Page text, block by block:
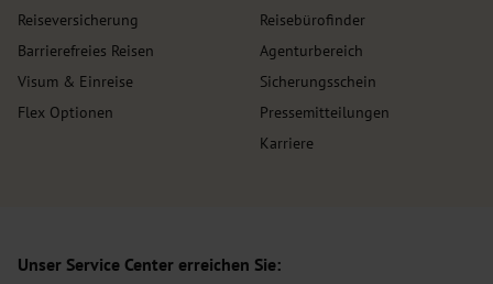
Reiseversicherung
Barrierefreies Reisen
Visum & Einreise
Flex Optionen
Reisebürofinder
Agenturbereich
Sicherungsschein
Pressemitteilungen
Karriere
Unser Service Center erreichen Sie: